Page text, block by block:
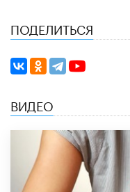
ПОДЕЛИТЬСЯ
ВИДЕО